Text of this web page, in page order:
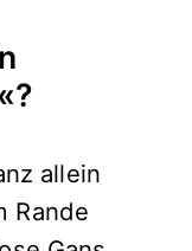
allein
Rande